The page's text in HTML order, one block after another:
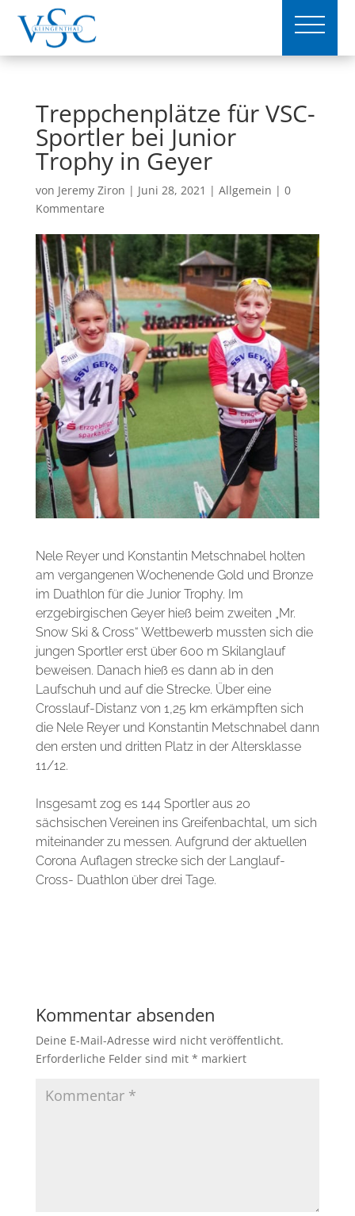
Treppchenplätze für VSC-
Sportler bei Junior
Trophy in Geyer
von Jeremy Ziron | Juni 28, 2021 | Allgemein | 0
Kommentare
Nele Reyerund Konstantin Metschnabelholten
am vergangenen Wochenende Gold und Bronze
im Duathlon fürdie Junior Trophy. Im
erzgebirgischen Geyer hieß beim zweiten „Mr.
Snow Ski & Cross“ Wettbewerb mussten sich die
jungen Sportler erst über 600 m Skilanglauf
beweisen. Danach hieß es dann ab in den
Laufschuh und auf die Strecke. Über eine
Crosslauf-Distanz von 1,25 km erkämpften sich
die Nele Reyerund Konstantin Metschnabeldann
den ersten und dritten Platz in der Altersklasse
11/12.
Insgesamt zog es 144 Sportler aus 20
sächsischen Vereinen ins Greifenbachtal, um sich
miteinander zu messen. Aufgrund der aktuellen
Corona Auflagen strecke sich derLanglauf-
Cross- Duathlon über drei Tage.
Kommentar absenden
Deine E-Mail-Adresse wird nicht veröffentlicht.
Erforderliche Felder sind mit * markiert